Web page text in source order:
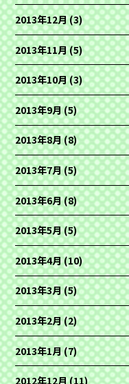
2013年12月(3)
2013年11月(5)
2013年10月(3)
2013年9月(5)
2013年8月(8)
2013年7月(5)
2013年6月(8)
2013年5月(5)
2013年4月(10)
2013年3月(5)
2013年2月(2)
2013年1月(7)
2012年12月(11)